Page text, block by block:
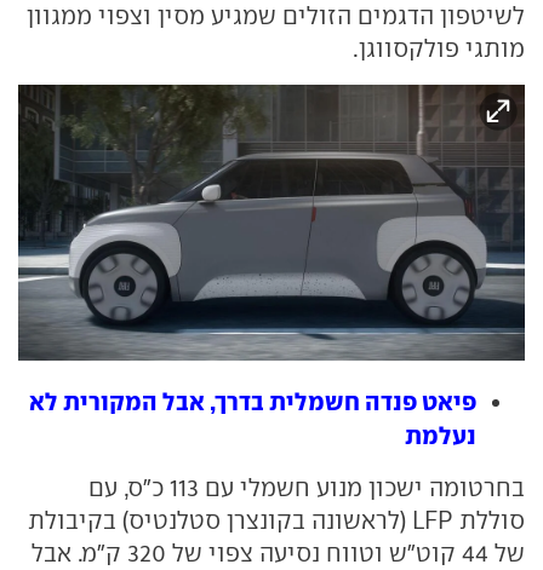
לשיטפון הדגמים הזולים שמגיע מסין וצפוי ממגוון
מותגי פולקסווגן.
פיאט פנדה חשמלית בדרך, אבל המקורית לא
נעלמת
בחרטומה ישכון מנוע חשמלי עם 113 כ"ס, עם
סוללת LFP (לראשונה בקונצרן סטלנטיס) בקיבולת
של 44 קוט"ש וטווח נסיעה צפוי של 320 ק"מ. אבל